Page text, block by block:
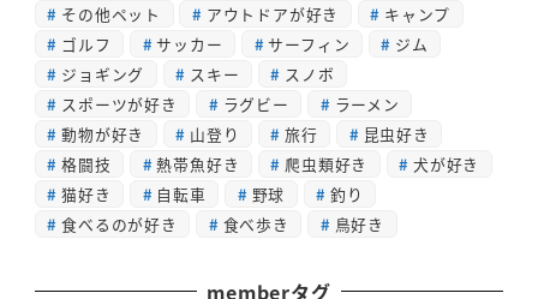
その他ペット
アウトドアが好き
キャンプ
ゴルフ
サッカー サーフィン
ジム
ジョギング
スキー
スノボ
スポーツが好き
ラグビー
ラーメン
動物が好き
山登り 旅行
昆虫好き
格闘技
熱帯魚好き 爬虫類好き
犬が好き
猫好き
自転車 野球
釣り
食べるのが好き
食べ歩き 鳥好き
memberタグ